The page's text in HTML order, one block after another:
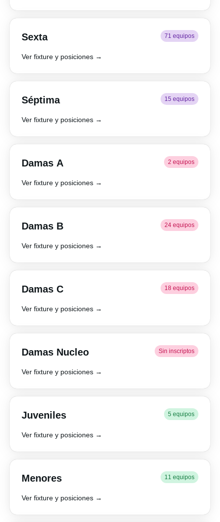
Sexta 71 equipos
Ver fixture y posiciones →
Séptima 15 equipos
Ver fixture y posiciones →
Damas A 2 equipos
Ver fixture y posiciones →
Damas B 24 equipos
Ver fixture y posiciones →
Damas C 18 equipos
Ver fixture y posiciones →
Damas Nucleo Sin inscriptos
Ver fixture y posiciones →
Juveniles 5 equipos
Ver fixture y posiciones →
Menores 11 equipos
Ver fixture y posiciones →